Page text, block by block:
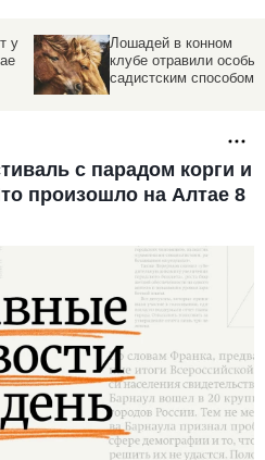
у
Лошадей в конном
клубе отравили
садистским способом
с парадом корги и
произошло на Алтае 8